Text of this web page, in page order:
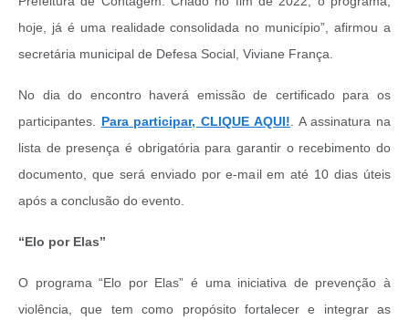
hoje, já é uma realidade consolidada no município”, afirmou a
secretária municipal de Defesa Social, Viviane França.
No dia do encontro haverá emissão de certificado para os
participantes. Para participar, CLIQUE AQUI! . A assinatura na
lista de presença é obrigatória para garantir o recebimento do
documento, que será enviado por e-mail em até 10 dias úteis
após a conclusão do evento.
“Elo por Elas”
O programa “Elo por Elas” é uma iniciativa de prevenção à
violência, que tem como propósito fortalecer e integrar as